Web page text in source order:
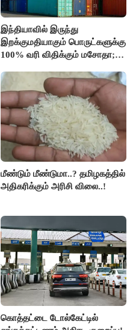
இந்தியாவில் இருந்து
இறக்குமதியாகும் பொருட்களுக்கு
100% வரி விதிக்கும் மசோதா;
மீண்டும் மீண்டுமா..? தமிழகத்தில்
அதிகரிக்கும் அரிசி விலை..!
கொத்தட்டை டோல்கேட்டில்